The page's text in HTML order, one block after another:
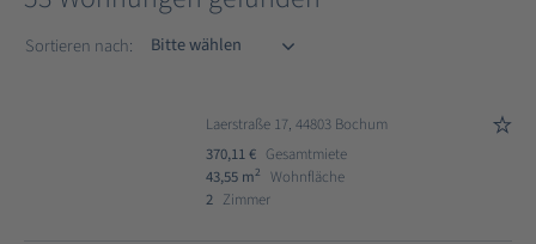
Sortieren nach:
Laerstraße 17, 44803 Bochum
370,11 € Gesamtmiete
43,55 m2
Wohnfläche
2 Zimmer